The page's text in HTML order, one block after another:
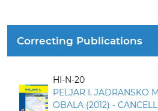
Correcting Publications
HI-N-20
PELJAR I. JADRANSKO
OBALA (2012) -